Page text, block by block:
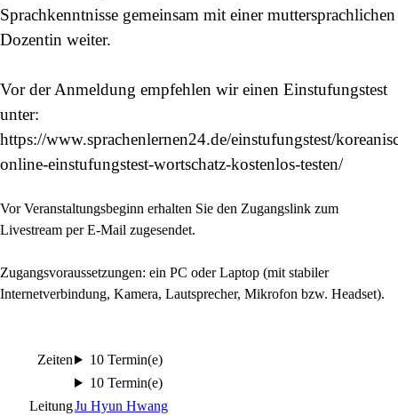
Sprachkenntnisse gemeinsam mit einer muttersprachlichen
Dozentin weiter.
Vor der Anmeldung empfehlen wir einen Einstufungstest
unter:
https://www.sprachenlernen24.de/einstufungstest/
online-einstufungstest-wortschatz-kostenlos-testen/
Vor Veranstaltungsbeginn erhalten Sie den Zugangslink zum
Livestream per E-Mail zugesendet.
Zugangsvoraussetzungen: ein PC oder Laptop (mit stabiler
Internetverbindung, Kamera, Lautsprecher, Mikrofon bzw. Headset).
Zeiten
10 Termin(e)
10 Termin(e)
LeitungJu Hyun Hwang